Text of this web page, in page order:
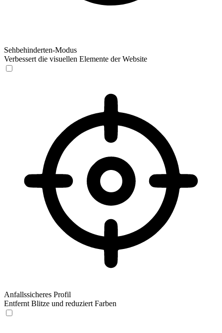
Sehbehinderten-Modus
Verbessert die visuellen Elemente der Website
Anfallssicheres Profil
Entfernt Blitze und reduziert Farben